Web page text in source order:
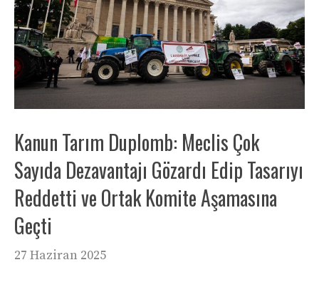
Kanun Tarım Duplomb: Meclis Çok
Sayıda Dezavantajı Gözardı Edip Tasarıyı
Reddetti ve Ortak Komite Aşamasına
Geçti
27 Haziran 2025